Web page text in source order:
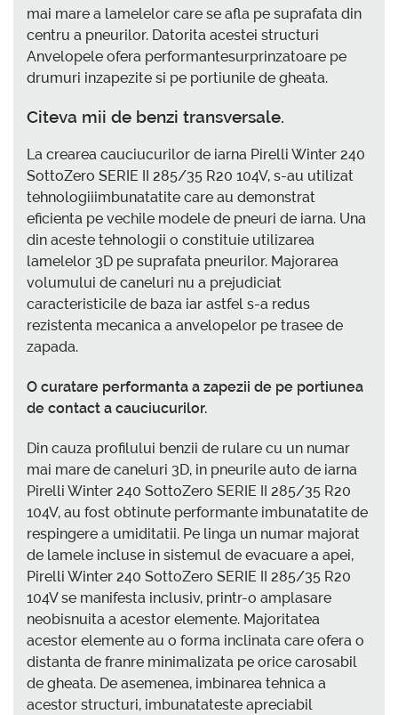
mai mare a lamelelor care se afla pe suprafata din
centru a pneurilor. Datorita acestei structuri
Anvelopele ofera performantesurprinzatoare pe
drumuri inzapezite si pe portiunile de gheata.
Citeva mii de benzi transversale.
La crearea cauciucurilor de iarna Pirelli Winter 240
SottoZero SERIE II 285/35 R20 104V, s-au utilizat
tehnologiiimbunatatite care au demonstrat
eficienta pe vechile modele de pneuri de iarna. Una
din aceste tehnologii o constituie utilizarea
lamelelor 3D pe suprafata pneurilor. Majorarea
volumului de caneluri nu a prejudiciat
caracteristicile de baza iar astfel s-a redus
rezistenta mecanica a anvelopelor pe trasee de
zapada.
O curatare performanta a zapezii de pe portiunea
de contact a cauciucurilor.
Din cauza profilului benzii de rulare cu un numar
mai mare de caneluri 3D, in pneurile auto de iarna
Pirelli Winter 240 SottoZero SERIE II 285/35 R20
104V, au fost obtinute performante imbunatatite de
respingere a umiditatii. Pe linga un numar majorat
de lamele incluse in sistemul de evacuare a apei,
Pirelli Winter 240 SottoZero SERIE II 285/35 R20
104V se manifesta inclusiv, printr-o amplasare
neobisnuita a acestor elemente. Majoritatea
acestor elemente au o forma inclinata care ofera o
distanta de franre minimalizata pe orice carosabil
de gheata. De asemenea, imbinarea tehnica a
acestor structuri, imbunatateste apreciabil